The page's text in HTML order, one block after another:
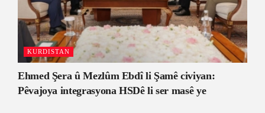
KURDISTAN
Ehmed Şera û Mezlûm Ebdî li Şamê civiyan:
Pêvajoya integrasyona HSDê li ser masê ye